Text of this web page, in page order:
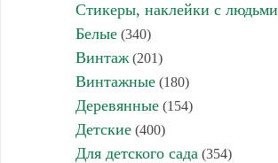
Стикеры, наклейки с людьми
Белые(340)
Винтаж(201)
Винтажные(180)
Деревянные(154)
Детские(400)
Для детского сада (354)